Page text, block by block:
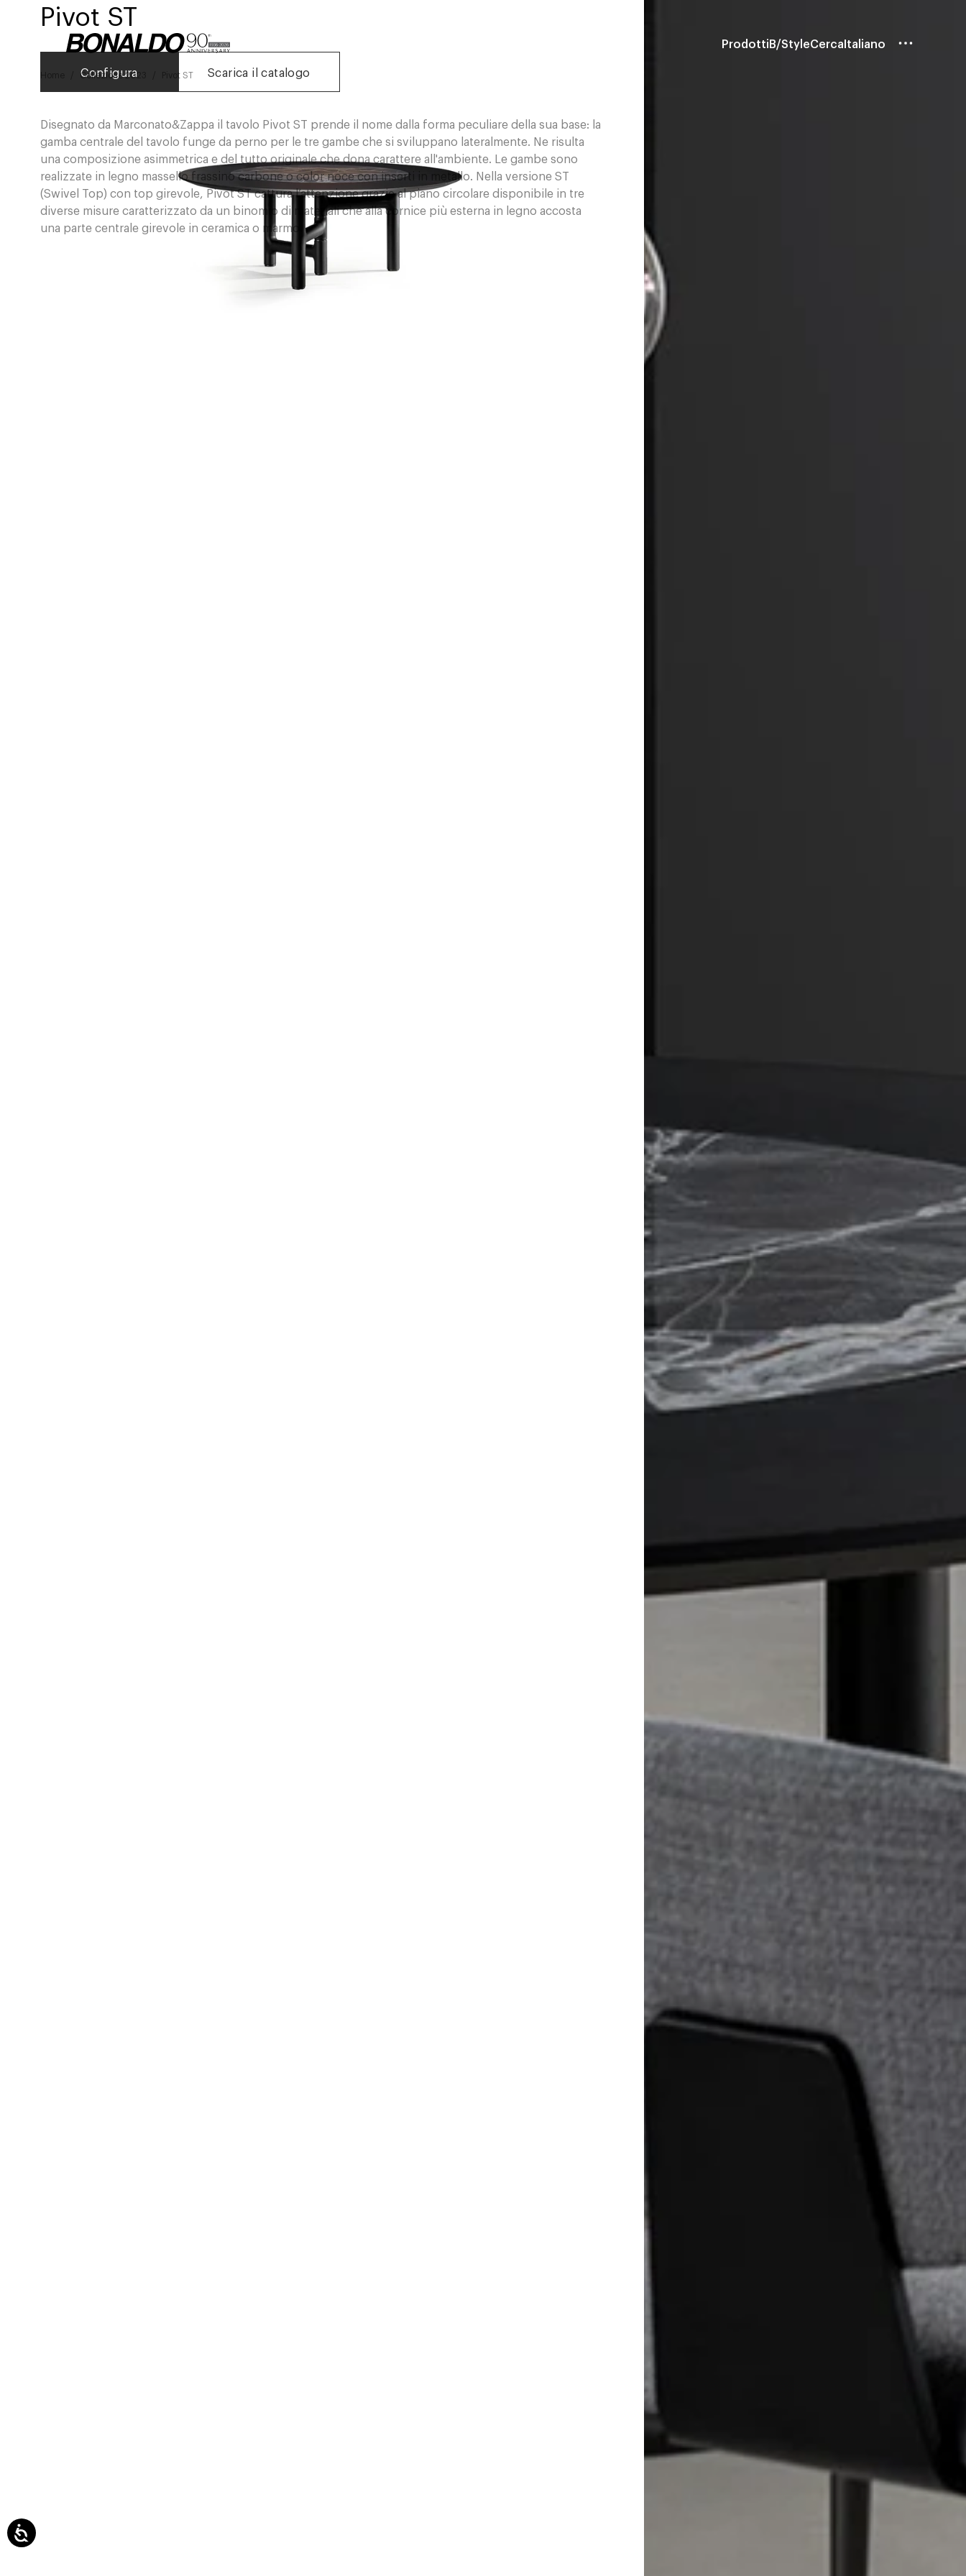
ProdottiB/StyleCercaItaliano
Collezione 2023 Pivot ST
Pivot ST
Configura Scarica il catalogo
Disegnato da Marconato&Zappa il tavolo Pivot ST prende il nome dalla forma peculiare della sua base: la
gamba centrale del tavolo funge da perno per le tre gambe che si sviluppano lateralmente. Ne risulta
una composizione asimmetrica e del tutto originale che dona carattere all'ambiente. Le gambe sono
realizzate in legno massello frassino carbone o color noce con inserti in metallo. Nella versione ST
(Swivel Top) con top girevole, Pivot ST cattura l’attenzione grazie al piano circolare disponibile in tre
diverse misure caratterizzato da un binomio di materiali che alla cornice più esterna in legno accosta
una parte centrale girevole in ceramica o marmo.‎